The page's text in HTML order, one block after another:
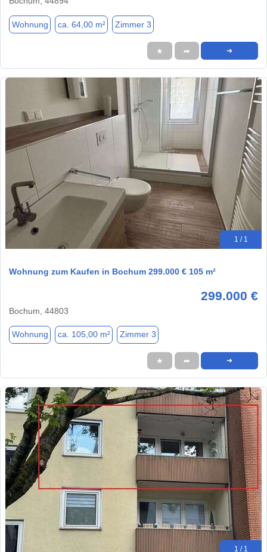
Wohnung ca. 64,00 m² Zimmer 3
★ ➦ ➜
1 / 1
Wohnung zum Kaufen in Bochum 299.000 € 105 m²
299.000 €
Bochum, 44803
Wohnung ca. 105,00 m² Zimmer 3
★ ➦ ➜
1 / 1